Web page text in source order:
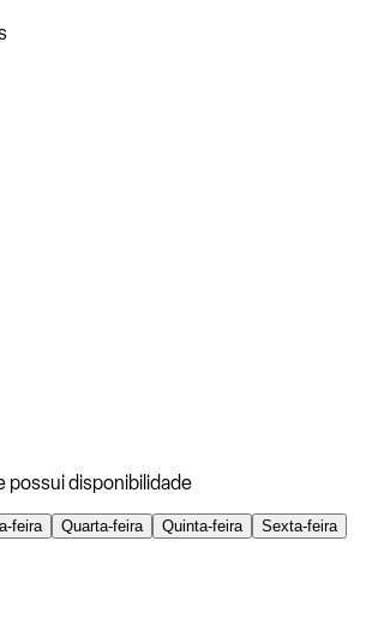
possui disponibilidade
feira Quarta-feira Quinta-feira
Sexta-feira